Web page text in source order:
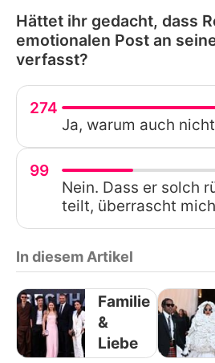
Hättet ihr gedacht, dass
emotionalen Post an
verfasst?
274
Ja, warum auch
99
Nein. Dass er solch
teilt, überrascht
In diesem Artikel
Familie
&
Liebe